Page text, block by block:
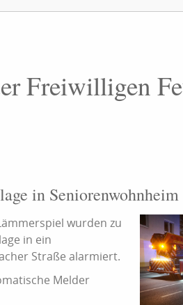
Freiwilligen
in Seniorenwohnheim
wurden zu
in ein
Straße alarmiert.
Melder